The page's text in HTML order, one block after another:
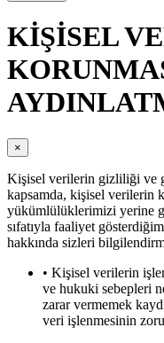
KİŞİSEL
×
Kişisel verilerin gizliliği ve
kapsamda, kişisel verilerin
yükümlülüklerimizi yerine
sıfatıyla faaliyet
hakkında sizleri
• Kişisel verilerin
ve hukuki sebepleri
zarar vermemek
veri işlenmesinin